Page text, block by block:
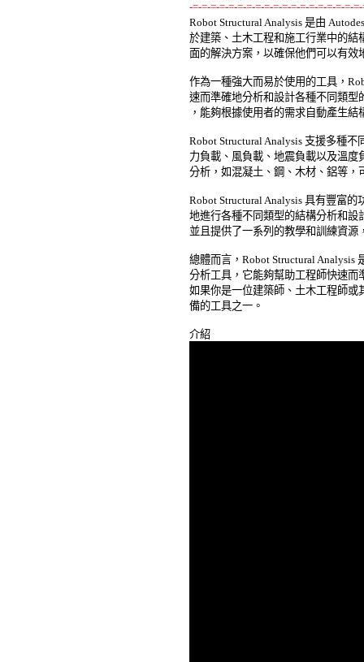
-=-=-=-=-=-=-=-=-=-=-=-=-=-=-=-=-=-=-
Robot Structural Analysis 是由
於建築、土木工程和施工行業中的
面的解決方案，以確保他們可以有
作為一種強大而易於使用的工具，
速而準確地分析和設計各種不同類
，能夠根據使用者的需求自動產生
Robot Structural Analysis 支援多種
力負載、風負載、地震負載以及溫
分析，如混凝土、鋼、木材、鋁等
Robot Structural Analysis 具有豐富
地進行各種不同類型的結構分析和
並且提供了一系列的教學和訓練資
總體而言，Robot Structural
分析工具，它能夠幫助工程師快速
如果你是一位建築師、土木工程師
備的工具之一。